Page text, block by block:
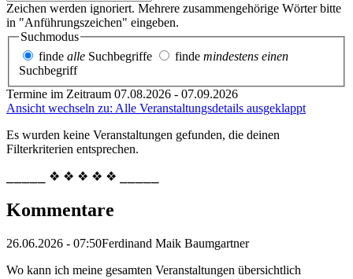
Zeichen werden ignoriert. Mehrere zusammengehörige Wörter bitte
in "Anführungszeichen" eingeben.
Suchmodus
finde alle Suchbegriffe finde mindestens einen
Suchbegriff
Termine im Zeitraum 07.08.2026 - 07.09.2026
Ansicht wechseln zu: Alle Veranstaltungsdetails ausgeklappt
Es wurden keine Veranstaltungen gefunden, die deinen
Filterkriterien entsprechen.
⎯⎯⎯⎯⎯ ❖ ❖ ❖ ❖ ❖ ⎯⎯⎯⎯⎯
Kommentare
26.06.2026 - 07:50Ferdinand Maik Baumgartner
Wo kann ich meine gesamten Veranstaltungen übersichtlich